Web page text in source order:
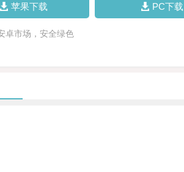
苹果下载 PC下载
卓市场，安全绿色